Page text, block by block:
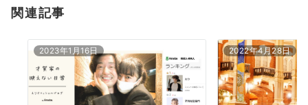
関連記事
2023年1月16日 2022年4月28日